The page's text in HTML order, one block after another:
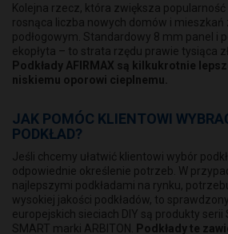
Kolejna rzecz, która zwiększa
rosnąca liczba nowych domów i
podłogowym. Standardowy 8 mm panel i
ekopłyta – to strata rzędu prawie tysiąca
Podkłady AFIRMAX są kilkukrotnie
niskiemu oporowi cieplnemu.
JAK POMÓC KLIENTOWI
PODKŁAD?
Jeśli chcemy ułatwić klientowi wybór
odpowiednie określenie potrzeb. W
najlepszymi podkładami na rynku,
wysokiej jakości podkładów, to
europejskich sieciach DIY są produkty serii
SMART marki ARBITON.
Podkłady te